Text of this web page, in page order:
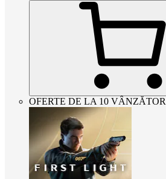
OFERTE DE LA 10